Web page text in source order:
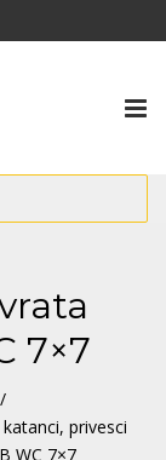
7×7
/
privesci
WC 7×7